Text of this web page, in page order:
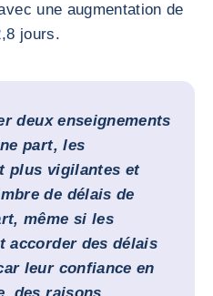
une augmentation de
jours.
deux enseignements
part, les
plus vigilantes et
de délais de
même si les
accorder des délais
leur confiance en